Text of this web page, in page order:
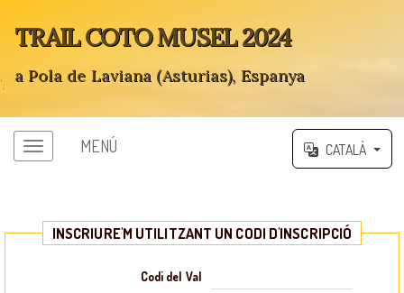
TRAIL COTO MUSEL 2024
a Pola de Laviana (Asturias), Espanya
';
MENÚ CATALÀ
INSCRIURE'M UTILITZANT UN CODI D'INSCRIPCIÓ
Codi del Val